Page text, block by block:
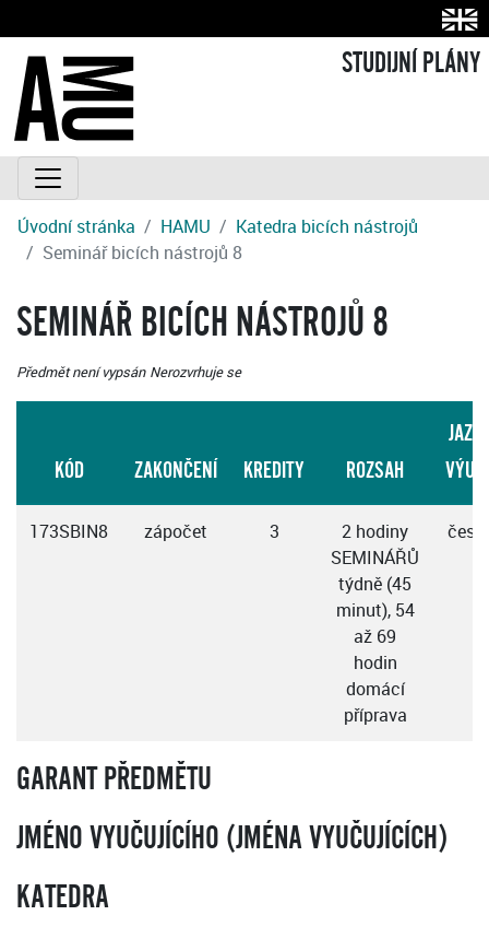
STUDIJNÍ PLÁNY
Úvodní stránka HAMU
Katedra bicích nástrojů
Seminář bicích nástrojů 8
SEMINÁŘ BICÍCH NÁSTROJŮ 8
Předmět není vypsán Nerozvrhuje se
KÓD ZAKONČENÍ KREDITY ROZSAH
173SBIN8 zápočet 3
2 hodiny
SEMINÁŘŮ
týdně (45
minut), 54
až 69
hodin
domácí
příprava
GARANT PŘEDMĚTU
JMÉNO VYUČUJÍCÍHO (JMÉNA VYUČUJÍCÍCH)
KATEDRA